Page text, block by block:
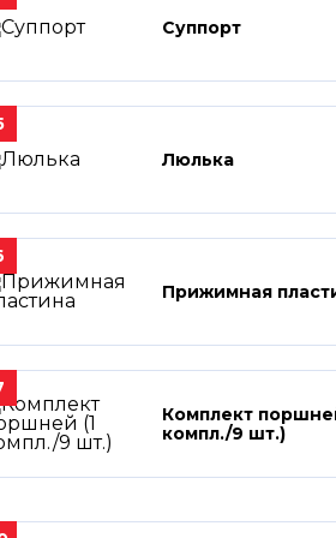
Суппорт
Люлька
Прижимная
Комплект
компл./9 шт.)